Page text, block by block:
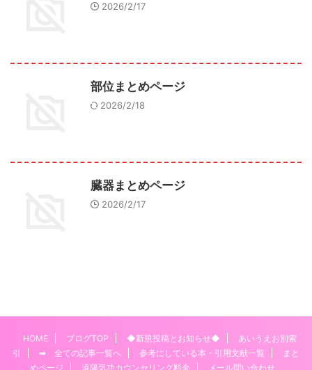
2026/2/17
部位まとめページ
2026/2/18
臓器まとめページ
2026/2/17
HOME ブログTOP ◆新規投稿とお知らせ◆
あいうえお別索
引
➡ 全ての記事一覧へ 参考にしている本・引用文献一覧
まと
めページ
遠隔気功カウンセリング料金 メール問い合わせ